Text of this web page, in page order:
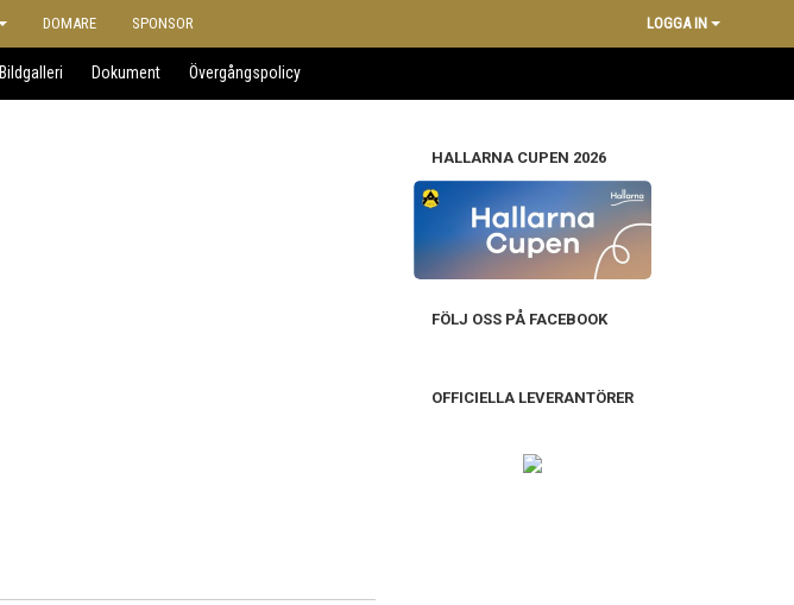
DOMARE SPONSOR LOGGA IN
Bildgalleri Dokument Övergångspolicy
HALLARNA CUPEN 2026
FÖLJ OSS PÅ FACEBOOK
OFFICIELLA LEVERANTÖRER